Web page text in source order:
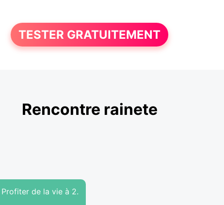
TESTER GRATUITEMENT
Rencontre rainete
Profiter de la vie à 2.